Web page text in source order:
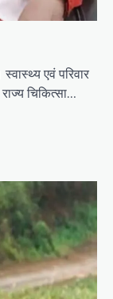
एवं परिवार
चिकित्सा…